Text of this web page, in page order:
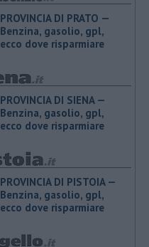
PROVINCIA DI PRATO — ​
Benzina, gasolio, gpl,
ecco dove risparmiare
PROVINCIA DI SIENA — ​
Benzina, gasolio, gpl,
ecco dove risparmiare
PROVINCIA DI PISTOIA — ​
Benzina, gasolio, gpl,
ecco dove risparmiare